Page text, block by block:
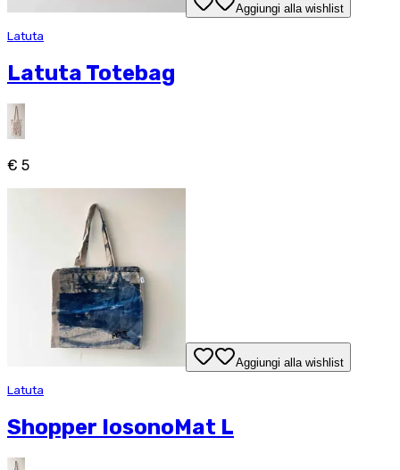
Aggiungi alla wishlist
Latuta
Latuta Totebag
€ 5
Aggiungi alla wishlist
Latuta
Shopper IosonoMat L